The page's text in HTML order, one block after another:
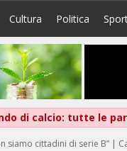
Cultura Politica
di calcio: tutte le
siamo cittadini di serie B” |